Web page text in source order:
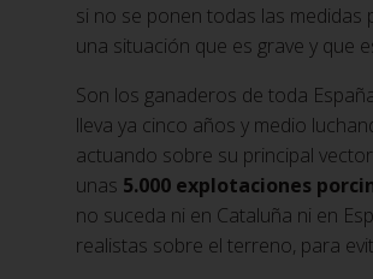
si no se ponen todas las medidas
una situación que es grave y que
Son los ganaderos de toda
lleva ya cinco años y medio
actuando sobre su principal
unas 5.000 explotaciones
no suceda ni en Cataluña ni en
realistas sobre el terreno, para